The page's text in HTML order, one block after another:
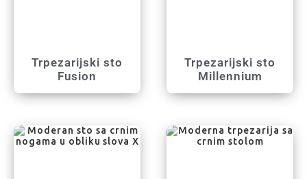
Trpezarijski sto
Fusion
Trpezarijski sto
Millennium